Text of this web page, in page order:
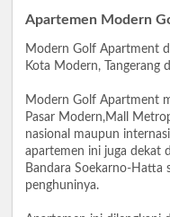
Apartemen Modern
Modern Golf Apartment
Kota Modern, Tangerang
Modern Golf Apartment
Pasar Modern,Mall
nasional maupun
apartemen ini juga dekat
Bandara Soekarno-Hatta
penghuninya.